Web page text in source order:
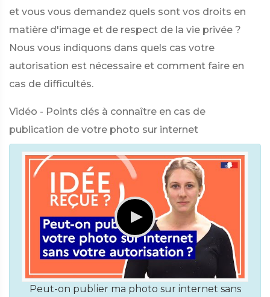
et vous vous demandez quels sont vos droits en
matière d'image et de respect de la vie privée ?
Nous vous indiquons dans quels cas votre
autorisation est nécessaire et comment faire en
cas de difficultés.
Vidéo - Points clés à connaître en cas de
publication de votre photo sur internet
Peut-on publier ma photo sur internet sans